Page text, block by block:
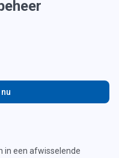
in een afwisselende